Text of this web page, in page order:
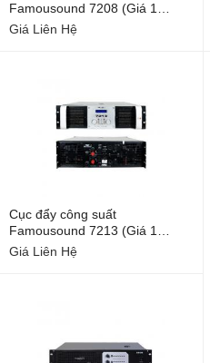
Famousound 7208 (Giá 1
chiếc)
Giá Liên Hệ
Cục đẩy công suất
Famousound 7213 (Giá 1
chiếc)
Giá Liên Hệ